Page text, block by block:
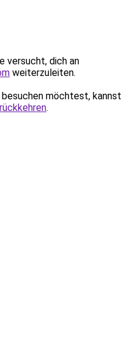
versucht, dich an
weiterzuleiten.
möchtest, kannst
.